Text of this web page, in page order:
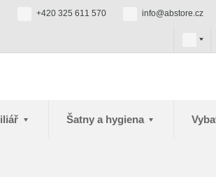
+420 325 611 570 info@abstore.cz
c
z
Šatny a hygiena